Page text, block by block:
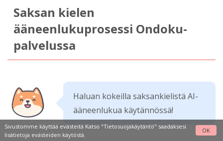
Saksan kielen
ääneenlukuprosessi Ondoku-
palvelussa
Haluan kokeilla saksankielistä AI-
ääneenlukua käytännössä!
Sivustomme käyttää evästeitä Katso "Tietosuojakäytäntö" saadaksesi
lisätietoja evästeiden käytöstä.
OK